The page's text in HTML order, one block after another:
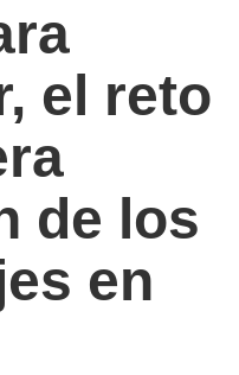
el reto
de los
en